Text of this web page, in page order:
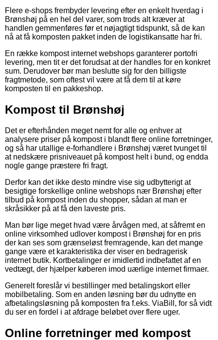
Flere e-shops frembyder levering efter en enkelt hverdag i
Brønshøj på en hel del varer, som trods alt kræver at
handlen gemmenføres før et nøjagtigt tidspunkt, så de kan
nå at få komposten pakket inden de logistikansatte har fri.
En række kompost internet webshops garanterer portofri
levering, men tit er det forudsat at der handles for en konkret
sum. Derudover bør man beslutte sig for den billigste
fragtmetode, som oftest vil være at få dem til at køre
komposten til en pakkeshop.
Kompost til Brønshøj
Det er efterhånden meget nemt for alle og enhver at
analysere priser på kompost i blandt flere online forretninger,
og så har utallige e-forhandlere i Brønshøj været tvunget til
at nedskære prisniveauet på kompost helt i bund, og endda
nogle gange præstere fri fragt.
Derfor kan det ikke desto mindre vise sig udbytterigt at
besigtige forskellige online webshops nær Brønshøj efter
tilbud på kompost inden du shopper, sådan at man er
skråsikker på at få den laveste pris.
Man bør lige meget hvad være årvågen med, at såfremt en
online virksomhed udlover kompost i Brønshøj for en pris
der kan ses som grænseløst fremragende, kan det mange
gange være et karakteristika der viser en bedragerisk
internet butik. Kortbetalinger er imidlertid indbefattet af en
vedtægt, der hjælper køberen imod uærlige internet firmaer.
Generelt foreslår vi bestillinger med betalingskort eller
mobilbetaling. Som en anden løsning bør du udnytte en
afbetalingsløsning på komposten fra f.eks. ViaBill, for så vidt
du ser en fordel i at afdrage beløbet over flere uger.
Online forretninger med kompost